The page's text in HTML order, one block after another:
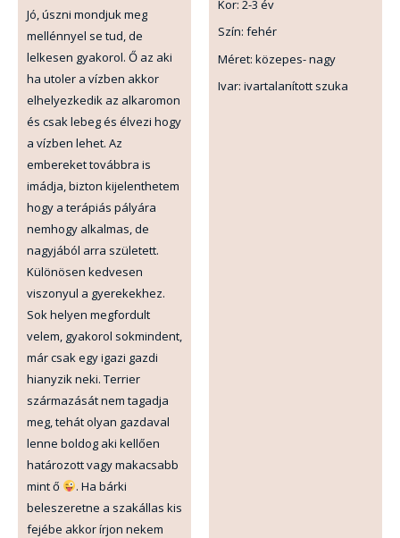
Jó, úszni mondjuk meg
mellénnyel se tud, de
lelkesen gyakorol. Ő az aki
ha utoler a vízben akkor
elhelyezkedik az alkaromon
és csak lebeg és élvezi hogy
a vízben lehet. Az
embereket továbbra is
imádja, bizton kijelenthetem
hogy a terápiás pályára
nemhogy alkalmas, de
nagyjából arra született.
Különösen kedvesen
viszonyul a gyerekekhez.
Sok helyen megfordult
velem, gyakorol sokmindent,
már csak egy igazi gazdi
hianyzik neki. Terrier
származását nem tagadja
meg, tehát olyan gazdaval
lenne boldog aki kellően
határozott vagy makacsabb
mint ő
. Ha bárki
beleszeretne a szakállas kis
fejébe akkor írjon nekem
Kor: 2-3 év
Szín: fehér
Méret: közepes- nagy
Ivar: ivartalanított szuka